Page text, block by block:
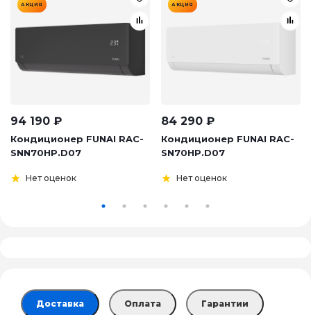
АКЦИЯ
94 190 ₽
Кондиционер FUNAI RAC-
SNN70HP.D07
Нет оценок
АКЦИЯ
84 290 ₽
Кондиционер FUNAI RAC-
SN70HP.D07
Нет оценок
Доставка Оплата Гарантии